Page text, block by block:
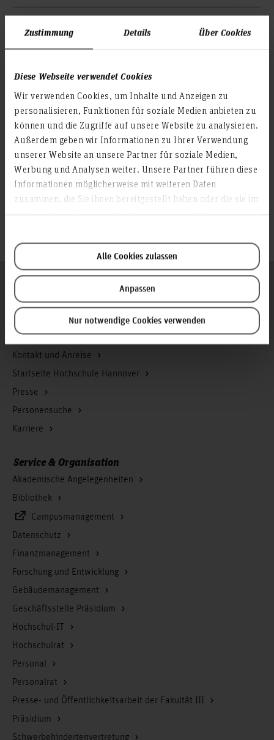
Zustimmung Details Über Cookies
Diese Webseite verwendet Cookies
Wir verwenden Cookies, um Inhalte und Anzeigen zu
personalisieren, Funktionen für soziale Medien anbieten zu
können und die Zugriffe auf unsere Website zu analysieren.
Außerdem geben wir Informationen zu Ihrer Verwendung
unserer Website an unsere Partner für soziale Medien,
Werbung und Analysen weiter. Unsere Partner führen diese
Informationen möglicherweise mit weiteren Daten
zusammen, die Sie ihnen bereitgestellt haben oder die sie im
Alle Cookies zulassen
Anpassen
Nur notwendige Cookies verwenden
Bachelor Innenarchitektur
Erstprüfer: Prof.in Dipl. -Ing.in Martina Wiedleroither
Zweitprüfer: Prof.in Dipl. -Ing.in Suzanne Koechert
© Jenny Freymuth
© Jenny Freymuth
© Jenny Freymuth
© Jenny Freymuth
Infos zur Hochschule
Kontakt und Anreise
Startseite Hochschule Hannover
Presse
Personensuche
Karriere
Folgen Sie uns
Service & Organisation
Akademische Angelegenheiten
Bibliothek
Campusmanagement
Datenschutz
Finanzmanagement
Forschung und Entwicklung
Gebäudemanagement
Geschäftsstelle Präsidium
Hochschul-IT
Hochschulrat
Personal
Personalrat
Presse- und Öffentlichkeitsarbeit der Fakultät III
Präsidium
Schwerbehindertenvertretung